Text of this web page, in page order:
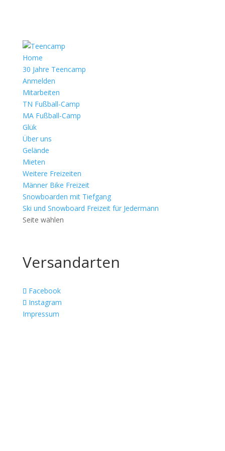
Home
30 Jahre Teencamp
Anmelden
Mitarbeiten
TN Fußball-Camp
MA Fußball-Camp
Glük
Über uns
Gelände
Mieten
Weitere Freizeiten
Männer Bike Freizeit
Snowboarden mit Tiefgang
Ski und Snowboard Freizeit für Jedermann
Seite wählen
Versandarten
Facebook
Instagram
Impressum